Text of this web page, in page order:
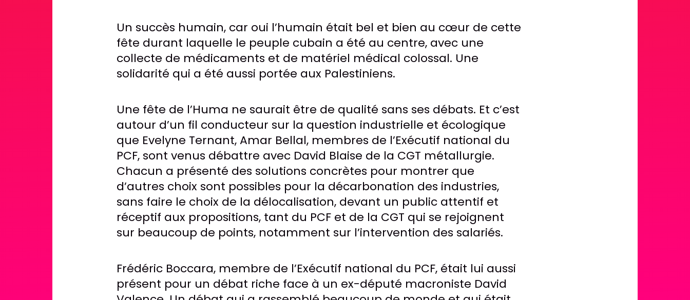
Un succès humain, car oui l’humain était bel et bien au cœur de cette
fête durant laquelle le peuple cubain a été au centre, avec une
collecte de médicaments et de matériel médical colossal. Une
solidarité qui a été aussi portée aux Palestiniens.
Une fête de l’Huma ne saurait être de qualité sans ses débats. Et c’est
autour d’un fil conducteur sur la question industrielle et écologique
que Evelyne Ternant, Amar Bellal, membres de l’Exécutif national du
PCF, sont venus débattre avec David Blaise de la CGT métallurgie.
Chacun a présenté des solutions concrètes pour montrer que
d’autres choix sont possibles pour la décarbonation des industries,
sans faire le choix de la délocalisation, devant un public attentif et
réceptif aux propositions, tant du PCF et de la CGT qui se rejoignent
sur beaucoup de points, notamment sur l’intervention des salariés.
Frédéric Boccara, membre de l’Exécutif national du PCF, était lui aussi
présent pour un débat riche face à un ex-député macroniste David